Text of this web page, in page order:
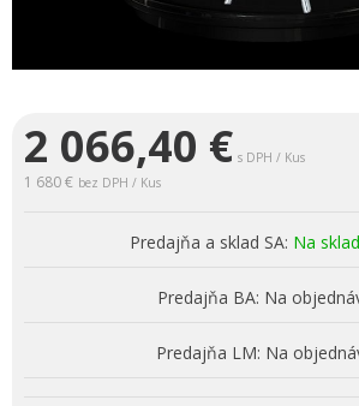
2 066,40 € s DPH / Kus
1 680 € bez DPH / Kus
Predajňa a sklad SA: Na
Predajňa BA: Na
Predajňa LM: Na